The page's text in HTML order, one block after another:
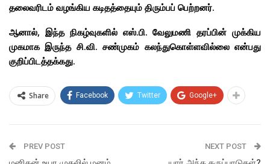
தலைவரிடம் வழங்கிய கடிதத்தையும் திரும்பப் பெற்றனர்.
ஆனால், இந்த நிகழ்வுகளில் எஸ்.பி. வேலுமணி தரப்பின் முக்கிய
முகமாக இருந்த சி.வி. சண்முகம் கலந்துகொள்ளவில்லை என்பது
குறிப்பிடத்தக்கது.
Share Facebook Twitter Google+
PREV POST NEXT POST